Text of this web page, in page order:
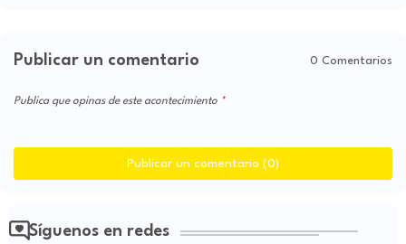
Publicar un comentario 0 Comentarios
Publica que opinas de este acontecimiento
Publicar un comentario (0)
Síguenos en redes